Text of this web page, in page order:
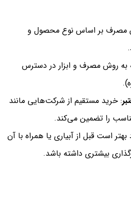
مصرف بر اساس نوع محصول و
به روش مصرف و ابزار در دسترس
: خرید مستقیم از شرکت‌هایی مانند
را تضمین می‌کند.
بهتر است قبل از آبیاری یا همراه با آن
بیشتری داشته باشد.